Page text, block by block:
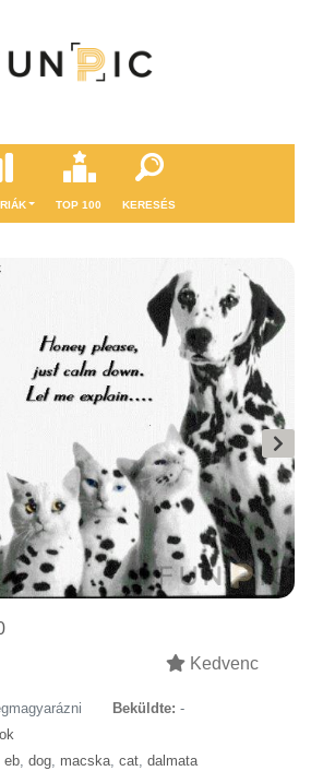
TOP 100 KERESÉS
Kedvenc
Beküldte: -
eb, dog, macska, cat, dalmata